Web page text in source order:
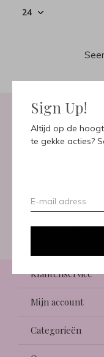
Sign Up!
Altijd op de
te gekke acties?
Meld
Klantenservice
Mijn account
Categorieën